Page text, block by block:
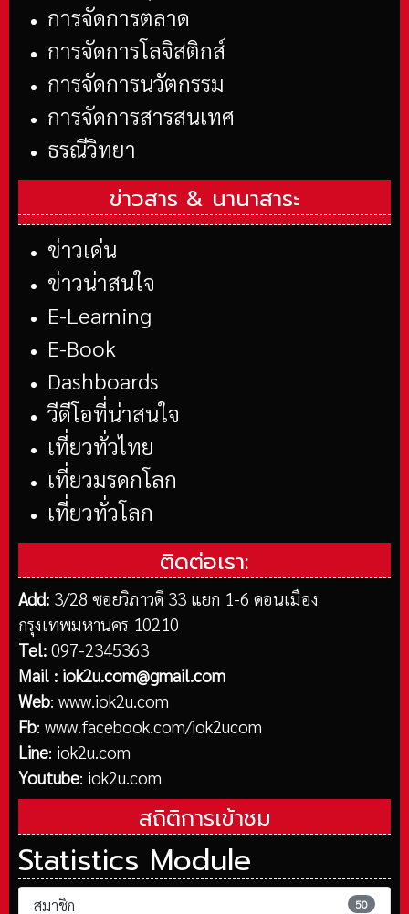
การจัดการตลาด
การจัดการโลจิสติกส์
การจัดการนวัตกรรม
การจัดการสารสนเทศ
ธรณีวิทยา
ข่าวสาร & นานาสาระ
ข่าวเด่น
ข่าวน่าสนใจ
E-Learning
E-Book
Dashboards
วีดีโอที่น่าสนใจ
เที่ยวทั่วไทย
เที่ยวมรดกโลก
เที่ยวทั่วโลก
ติดต่อเรา:
Add: 3/28 ซอยวิภาวดี 33 แยก 1-6 ดอนเมือง
กรุงเทพมหานคร 10210
Tel: 097-2345363
Mail : iok2u.com@gmail.com
Web: www.iok2u.com
Fb: www.facebook.com/iok2ucom
Line: iok2u.com
Youtube: iok2u.com
สถิติการเข้าชม
Statistics Module
สมาชิก 50